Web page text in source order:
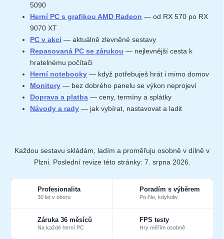
5090
Herní PC s grafikou AMD Radeon — od RX 570 po RX
9070 XT
PC v akci — aktuálně zlevněné sestavy
Repasovaná PC se zárukou — nejlevnější cesta k
hratelnému počítači
Herní notebooky — když potřebuješ hrát i mimo domov
Monitory — bez dobrého panelu se výkon neprojeví
Doprava a platba — ceny, termíny a splátky
Návody a rady — jak vybírat, nastavovat a ladit
Každou sestavu skládám, ladím a proměřuju osobně v dílně v
Plzni. Poslední revize této stránky: 7. srpna 2026
Profesionalita
30 let v oboru
Poradím s výběrem
Po-Ne, kdykoliv
Záruka 36 měsíců
Na každé herní PC
FPS testy
Hry měřím osobně